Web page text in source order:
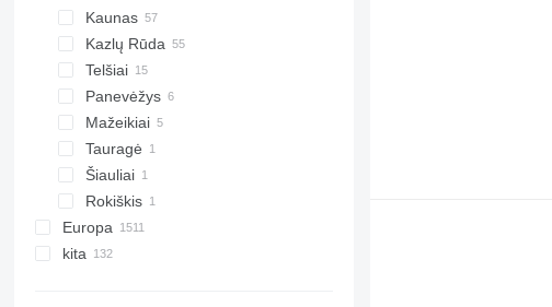
8210
8340
E-series
Kaunas
Kazlų Rūda
Telšiai
Panevėžys
Mažeikiai
Tauragė
Šiauliai
Rokiškis
Europa
kita